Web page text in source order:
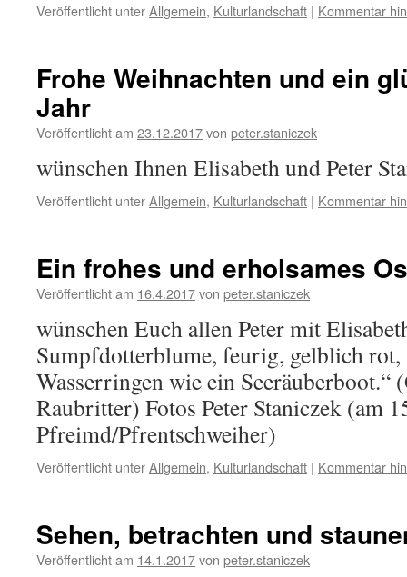
Veröffentlicht unterAllgemein, Kulturlandschaft | Kommentar
Frohe Weihnachten und ein
Jahr
Veröffentlicht am 23.12.2017von peter.staniczek
wünschen Ihnen Elisabeth und Peter
Veröffentlicht unterAllgemein, Kulturlandschaft | Kommentar
Ein frohes und erholsames
Veröffentlicht am 16.4.2017von peter.staniczek
wünschen Euch allen Peter mit
Sumpfdotterblume, feurig, gelblich rot,
Wasserringen wie ein
Raubritter) Fotos Peter Staniczek (am
Pfreimd/Pfrentschweiher)
Veröffentlicht unterAllgemein, Kulturlandschaft | Kommentar
Sehen, betrachten und
Veröffentlicht am 14.1.2017von peter.staniczek